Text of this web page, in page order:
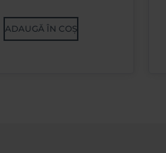
ADAUGĂ ÎN COȘ